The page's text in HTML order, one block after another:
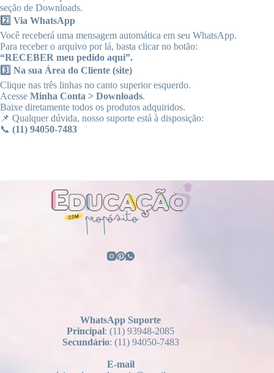
seção de Downloads.
2️⃣ Via WhatsApp
Você receberá uma mensagem automática em seu WhatsApp.
Para receber o arquivo por lá, basta clicar no botão:
“RECEBER meu pedido aqui”.
3️⃣ Na sua Área do Cliente (site)
Clique nas três linhas no canto superior esquerdo.
Acesse Minha Conta > Downloads.
Baixe diretamente todos os produtos adquiridos.
📌 Qualquer dúvida, nosso suporte está à disposição:
📞 (11) 94050-7483
WhatsApp Suporte
Principal: (11) 93948-2085
Secundário: (11) 94050-7483
E-mail